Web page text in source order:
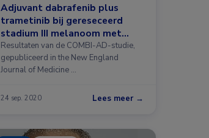
Adjuvant dabrafenib plus
trametinib bij gereseceerd
stadium III melanoom met
BRAF-mutaties
Resultaten van de COMBI-AD-studie,
gepubliceerd in the New England
Journal of Medicine …
24 sep. 2020 Lees meer →